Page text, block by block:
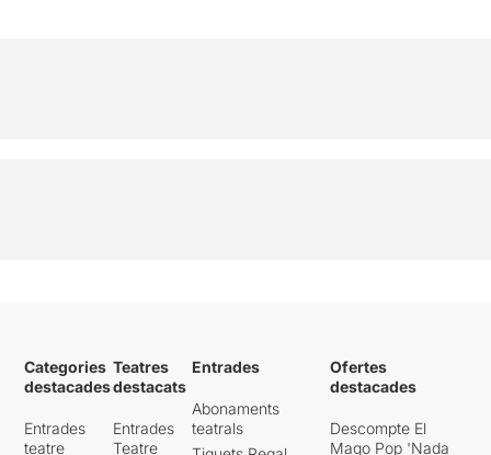
Categories
destacades
Entrades
teatre
Teatres
destacats
Entrades
Teatre
Entrades
Abonaments
teatrals
Ofertes
destacades
Descompte El
Mago Pop 'Nada